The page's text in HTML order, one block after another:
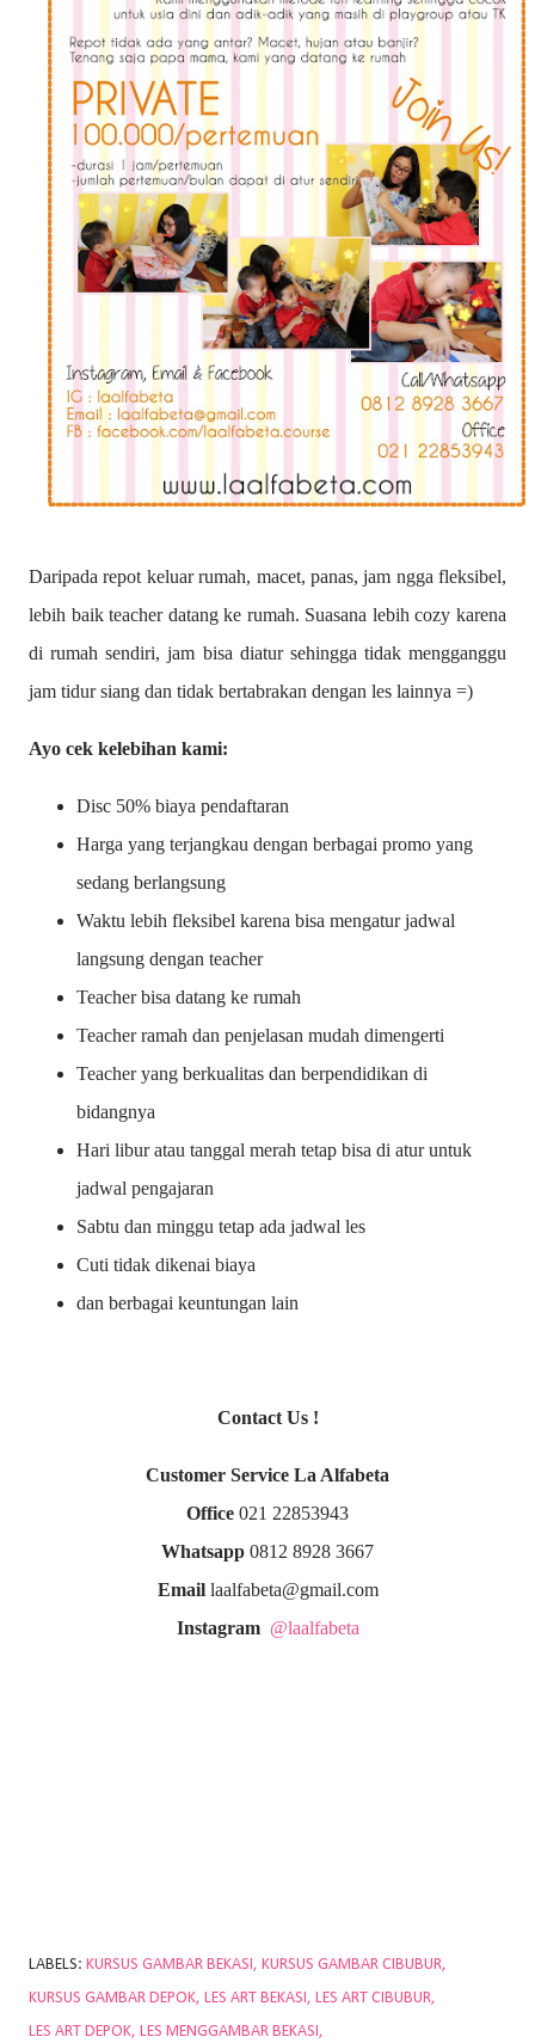
Daripada repot keluar rumah, macet, panas, jam ngga fleksibel,
lebih baik teacher datang ke rumah. Suasana lebih cozy karena
di rumah sendiri, jam bisa diatur sehingga tidak mengganggu
jam tidur siang dan tidak bertabrakan dengan les lainnya =)
Ayo cek kelebihan kami:
Disc 50% biaya pendaftaran
Harga yang terjangkau dengan berbagai promo yang
sedang berlangsung
Waktu lebih fleksibel karena bisa mengatur jadwal
langsung dengan teacher
Teacher bisa datang ke rumah
Teacher ramah dan penjelasan mudah dimengerti
Teacher yang berkualitas dan berpendidikan di
bidangnya
Hari libur atau tanggal merah tetap bisa di atur untuk
jadwal pengajaran
Sabtu dan minggu tetap ada jadwal les
Cuti tidak dikenai biaya
dan berbagai keuntungan lain
Contact Us !
Customer Service La Alfabeta
Office 021 22853943
Whatsapp 0812 8928 3667
Emaillaalfabeta@gmail.com
Instagram @laalfabeta
LABELS: KURSUS GAMBAR BEKASI
KURSUS GAMBAR CIBUBUR
KURSUS GAMBAR DEPOK LES ART BEKASI
LES ART CIBUBUR
LES ART DEPOK LES MENGGAMBAR BEKASI